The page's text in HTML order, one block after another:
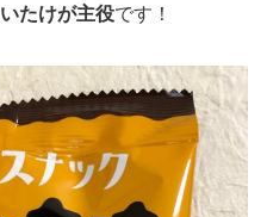
たけが主役です！